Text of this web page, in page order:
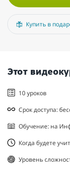
Купить в
Этот
10 уроков
Срок доступа:
Обучение: на
Когда будете
Уровень